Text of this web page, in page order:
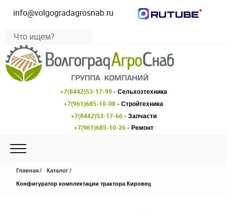
info@volgogradagrosnab.ru
+7(8442)53-17-99- Сельхозтехника
+7(961)685-10-08- Стройтехника
+7(8442)53-17-66- Запчасти
+7(961)685-10-26- Ремонт
Главная
Каталог
Конфигуратор комплектации трактора Кировец